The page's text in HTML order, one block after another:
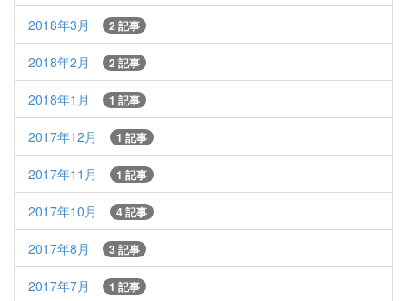
2018年3月 2 記事
2018年2月 2 記事
2018年1月 1 記事
2017年12月 1 記事
2017年11月 1 記事
2017年10月 4 記事
2017年8月 3 記事
2017年7月 1 記事